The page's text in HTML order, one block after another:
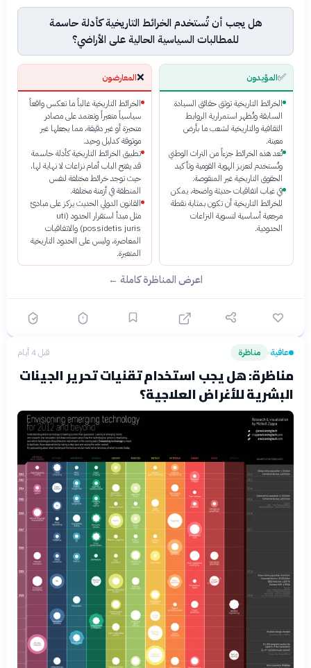
هل يجب أن تُستخدم الخرائط التاريخية كأدلة حاسمة
للمطالبات السياسية الحالية على الأراضي؟
✅المؤيدون
الخرائط التاريخية توثق حقائق السيادة
السابقة وتُظهر استمرارية الروابط
الثقافية والتاريخية لشعب ما بأرض
معينة.
تُعد هذه الخرائط جزءاً من التراث الوطني
وتُستخدم لتعزيز الهوية القومية وتأكيد
الحقوق التاريخية غير المنقوصة.
في غياب اتفاقيات حديثة واضحة، يمكن
للخرائط التاريخية أن تكون بمثابة نقطة
مرجعية أساسية لتسوية النزاعات
الحدودية.
❌المعارضون
الخرائط التاريخية غالباً ما تعكس واقعاً
سياسياً متغيراً وتعتمد على مصادر
متحيزة أو غير دقيقة، مما يجعلها غير
موثوقة كدليل وحيد.
تطبيق الخرائط التاريخية كأدلة حاسمة
قد يفتح الباب أمام نزاعات لا نهاية لها،
حيث توجد خرائط مختلفة لنفس
المنطقة في أزمنة مختلفة.
القانون الدولي الحديث يركز على مبادئ
مثل مبدأ استقرار الحدود (uti
possidetis juris) والاتفاقيات
المعاصرة، وليس على الحدود التاريخية
المتغيرة.
اعرض المناظرة كاملة ←
عافية› مناظرة قبل 4 أيام
مناظرة: هل يجب استخدام تقنيات تحرير الجينات
البشرية للأغراض العلاجية؟